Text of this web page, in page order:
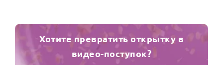
Хотите превратить открытку в
видео-поступок?